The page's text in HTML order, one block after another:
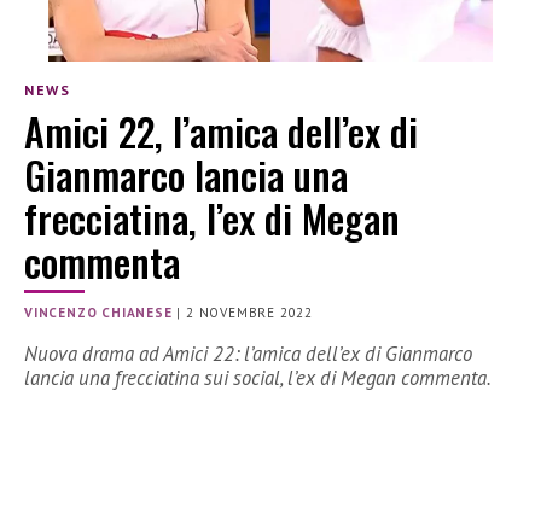
NEWS
Amici 22, l’amica dell’ex di
Gianmarco lancia una
frecciatina, l’ex di Megan
commenta
VINCENZO CHIANESE |2 NOVEMBRE 2022
Nuova drama ad Amici 22: l’amica dell’ex di Gianmarco
lancia una frecciatina sui social, l’ex di Megan commenta.